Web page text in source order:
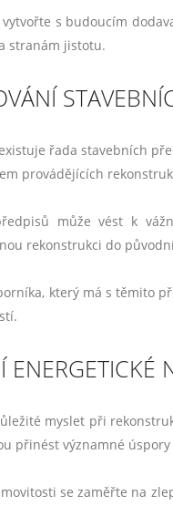
s budoucím
stranám jistotu.
řada stavebních
provádějících
může vést k
rekonstrukci do
který má s těmito
ENERGETICKÉ
myslet při
přinést významné
se zaměřte na